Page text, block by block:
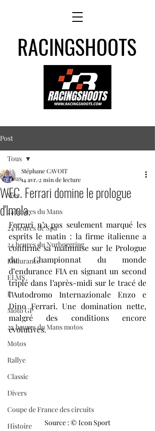
RACINGSHOOTS
Post
Tous
Wec
24 heures du Mans
24 heures de Spa
24 heures du Nurburgring
Endurance
ELMS
F1
Moto GP
24 heures du Mans motos
Motos
Rallye
Classic
Divers
Coupe de France des circuits
Histoire
Tous
WEC. Ferrari domine le prologue
d'Imola.
Stéphane CAVOIT
14 avr. 2 min de lecture
Ferrari n’a pas seulement marqué les
esprits le matin : la firme italienne a
confirmé sa mainmise sur le Prologue
du Championnat du monde
d’endurance FIA en signant un second
triplé dans l’après-midi sur le tracé de
l’Autodromo Internazionale Enzo e
Dino Ferrari. Une domination nette,
malgré des conditions encore
évolutives.
Source : © Icon Sport